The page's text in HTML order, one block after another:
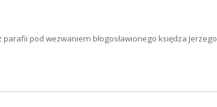
pod wezwaniem błogosławionego księdza Jerzego